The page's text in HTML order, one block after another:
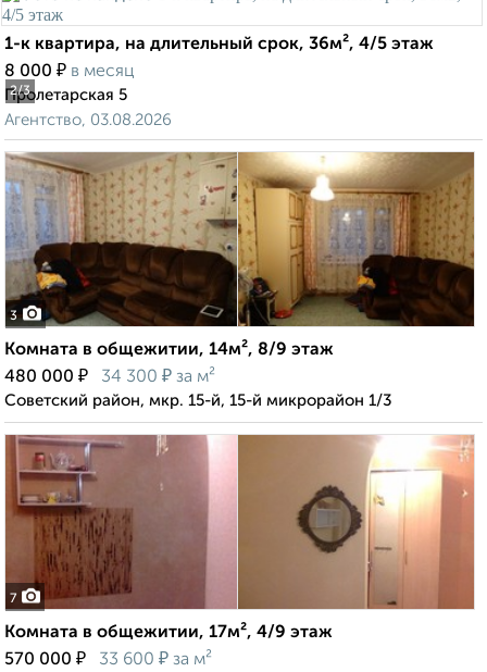
2/3
1-к квартира, на длительный срок, 36м², 4/5 этаж
8 000 ₽ в месяц
Пролетарская 5
Агентство, 03.08.2026
3
Комната в общежитии, 14м², 8/9 этаж
480 000 ₽ 34 300 ₽ за м²
Советский район, мкр. 15-й, 15-й микрорайон 1/3
7
Комната в общежитии, 17м², 4/9 этаж
570 000 ₽ 33 600 ₽ за м²